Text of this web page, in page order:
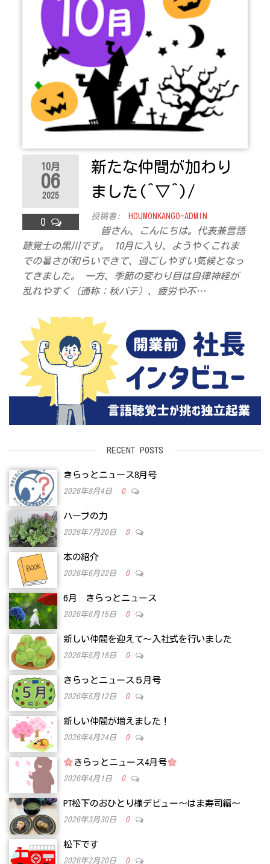
10月
06
2025
0
新たな仲間が加わり
ました(^▽^)/
投稿者: HOUMONKANGO-ADMIN
皆さん、こんにちは。代表兼言語
聴覚士の黒川です。 10月に入り、ようやくこれま
での暑さが和らいできて、過ごしやすい気候となっ
てきました。 一方、季節の変わり目は自律神経が
乱れやすく（通称：秋バテ）、疲労や不…
RECENT POSTS
きらっとニュース8月号
2026年8月4日 0
ハーブの力
2026年7月20日 0
本の紹介
2026年6月22日 0
6月 きらっとニュース
2026年6月15日 0
新しい仲間を迎えて～入社式を行いました
2026年5月18日 0
きらっとニュース５月号
2026年5月12日 0
新しい仲間が増えました！
2026年4月24日 0
きらっとニュース4月号
2026年4月1日 0
PT松下のおひとり様デビュー～はま寿司編～
2026年3月30日 0
松下です
2026年2月20日 0